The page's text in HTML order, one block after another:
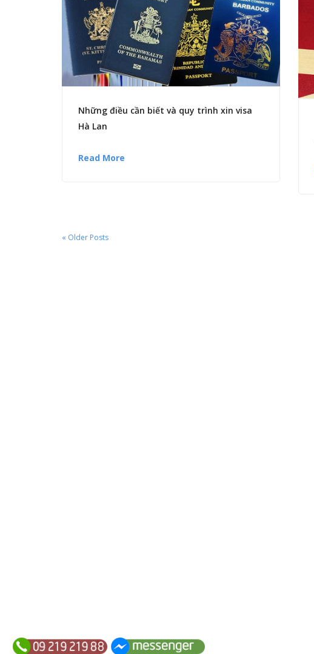
Những điều cần biết và quy trình xin visa
Hà Lan
Read More
« Older Posts